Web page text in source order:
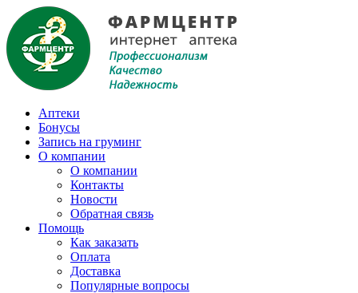
Аптеки
Бонусы
Запись на груминг
О компании
О компании
Контакты
Новости
Обратная связь
Помощь
Как заказать
Оплата
Доставка
Популярные вопросы